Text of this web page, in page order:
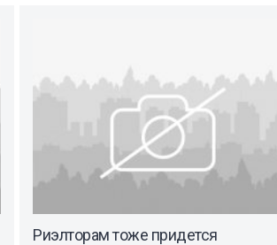
Риэлторам тоже придется